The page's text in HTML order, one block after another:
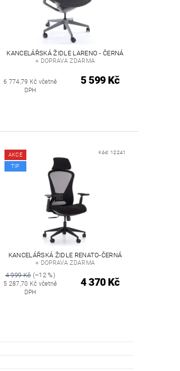
KANCELÁŘSKÁ ŽIDLE LARENO - ČERNÁ
+ DOPRAVA ZDARMA
6 774,79 Kč včetně
DPH
5 599 Kč
AKCE
TIP
Kód: 12241
KANCELÁŘSKÁ ŽIDLE RENATO-ČERNÁ
+ DOPRAVA ZDARMA
4 999 Kč(–12 %)
5 287,70 Kč včetně
DPH
4 370 Kč